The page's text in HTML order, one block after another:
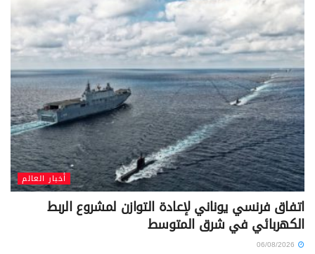
أخبار العالم
اتفاق فرنسي يوناني لإعادة التوازن لمشروع الربط
الكهربائي في شرق المتوسط